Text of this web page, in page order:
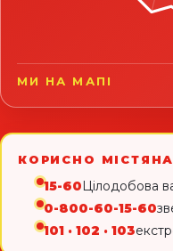
МИ НА МАПІ
КОРИСНО
15-60 Цілодобова
0-800-60-15-60
101 · 102 · 103